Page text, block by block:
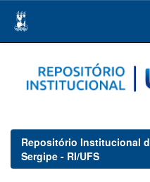
navigation
Repositório Institucional
Sergipe - RI/UFS